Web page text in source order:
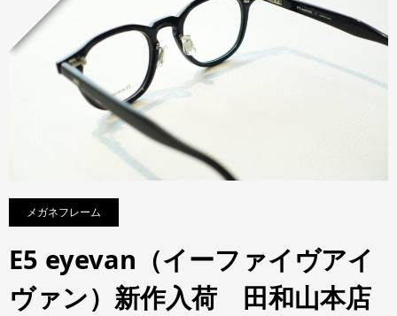
メガネフレーム
E5 eyevan（イーファイヴアイ
ヴァン）新作入荷 田和山本店